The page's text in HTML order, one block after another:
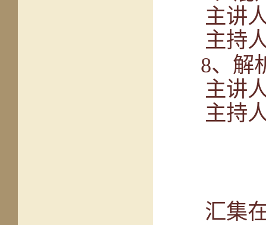
主讲
主持
8、 解
主讲
主持
汇集